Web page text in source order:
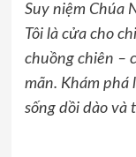
Suy niệm Chúa
Tôi là cửa cho
chuồng chiên –
mãn. Khám phá
sống dồi dào và